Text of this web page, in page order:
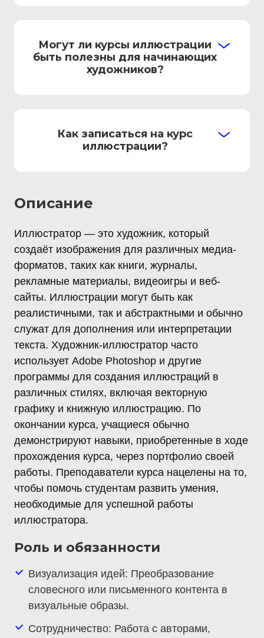
Могут ли курсы иллюстрации
быть полезны для начинающих
художников?
Как записаться на курс
иллюстрации?
Описание
Иллюстратор — это художник, который
создаёт изображения для различных медиа-
форматов, таких как книги, журналы,
рекламные материалы, видеоигры и веб-
сайты. Иллюстрации могут быть как
реалистичными, так и абстрактными и обычно
служат для дополнения или интерпретации
текста. Художник-иллюстратор часто
использует Adobe Photoshop и другие
программы для создания иллюстраций в
различных стилях, включая векторную
графику и книжную иллюстрацию. По
окончании курса, учащиеся обычно
демонстрируют навыки, приобретенные в ходе
прохождения курса, через портфолио своей
работы. Преподаватели курса нацелены на то,
чтобы помочь студентам развить умения,
необходимые для успешной работы
иллюстратора.
Роль и обязанности
Визуализация идей: Преобразование
словесного или письменного контента в
визуальные образы.
Сотрудничество: Работа с авторами,